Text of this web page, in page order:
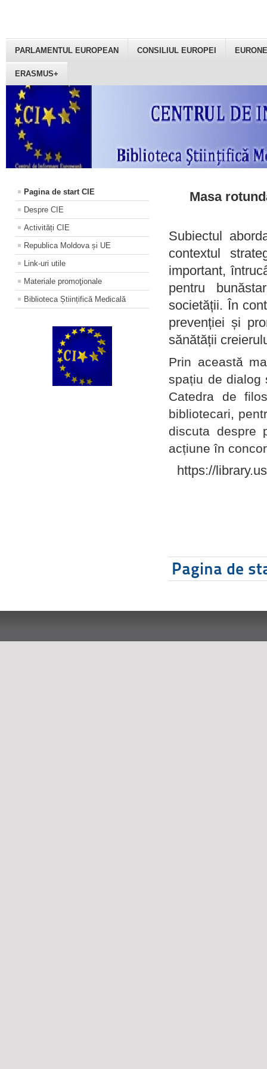
PARLAMENTUL EUROPEAN CONSILIUL EUROPEI
ERASMUS+
Pagina de start CIE
Despre CIE
Activități CIE
Republica Moldova și UE
Link-uri utile
Materiale promoţionale
Biblioteca Științifică Medicală
Masa
Subiectul
contextul
important,
pentru
societății. În
prevenției și
sănătății
Prin această
spațiu de dialog
Catedra de
bibliotecari,
discuta despre
acțiune în
https://
Pagina de